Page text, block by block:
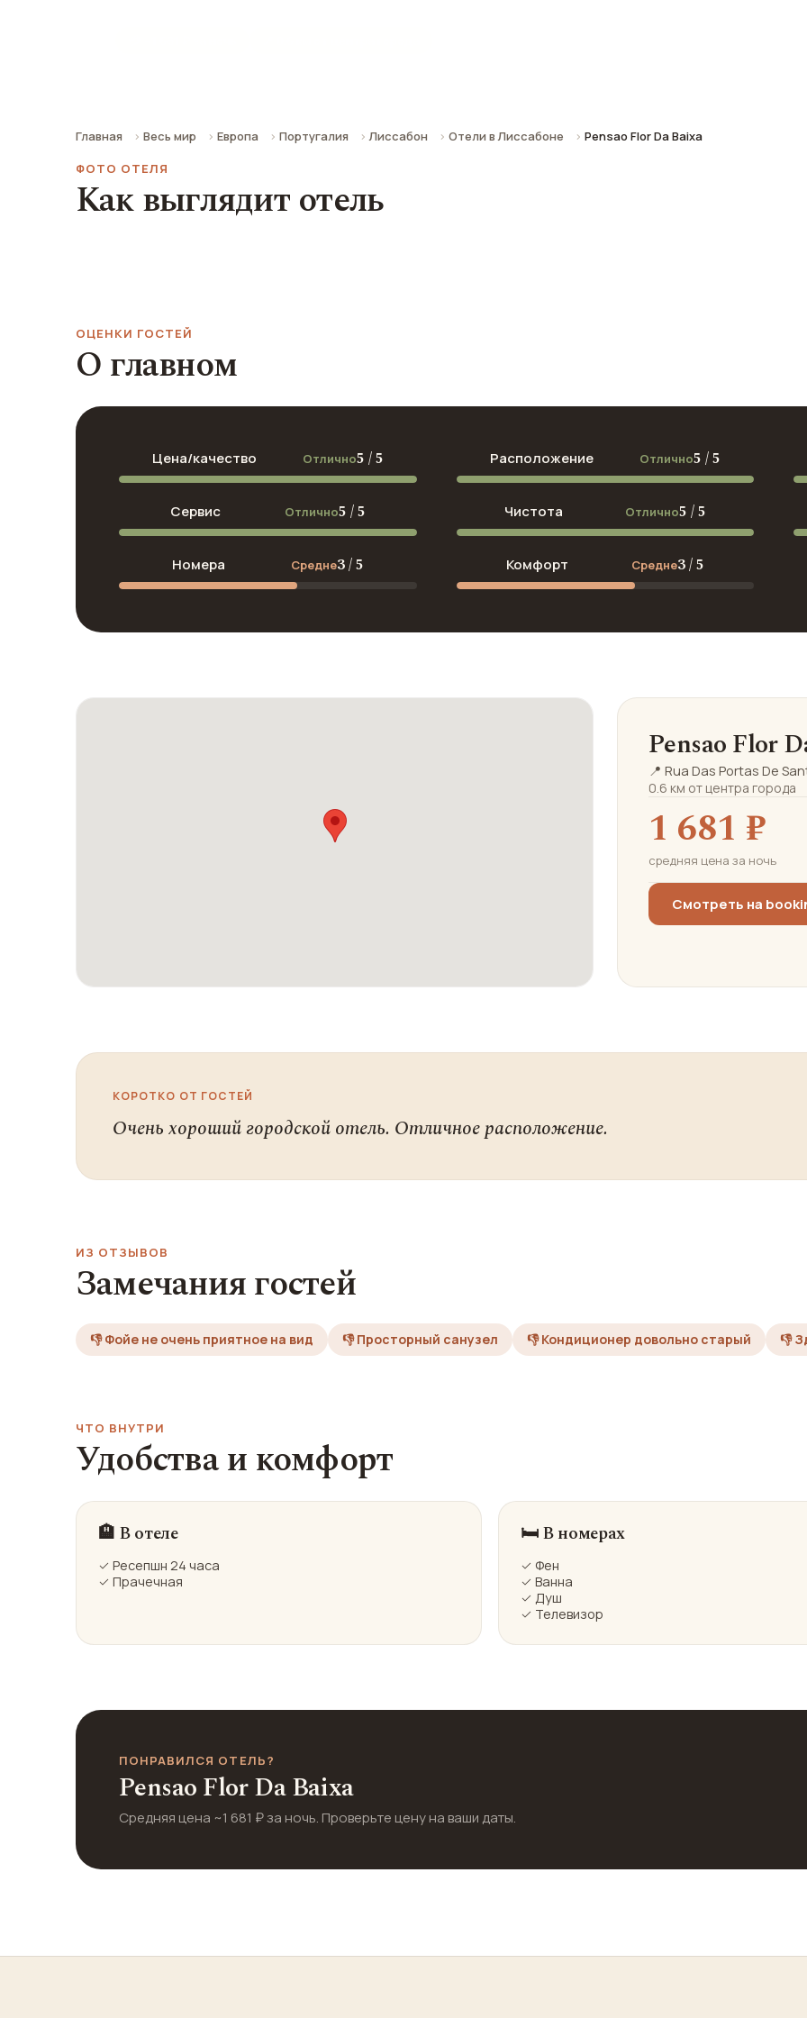
Главная Весь мир Европа Португалия Лиссабон Отели в Лиссабоне
Pensao Flor Da Baixa
ФОТО ОТЕЛЯ
Как выглядит отель
ОЦЕНКИ ГОСТЕЙ
О главном
Цена/качество Отлично5 / 5 Расположение Отлично5 / 5
Сервис Отлично5 / 5 Чистота Отлично5 / 5
Номера Средне3 / 5 Комфорт Средне3 / 5
Pensao Flor
📍 Rua Das Portas De
0.6 км от центра города
1 681 ₽
средняя цена за ночь
Смотреть на
КОРОТКО ОТ ГОСТЕЙ
Очень хороший городской отель. Отличное расположение.
ИЗ ОТЗЫВОВ
Замечания гостей
👎 Фойе не очень приятное на вид 👎 Просторный санузел 👎 Кондиционер довольно старый 👎
ЧТО ВНУТРИ
Удобства и комфорт
🏨 В отеле
✓ Ресепшн 24 часа
✓ Прачечная
🛏️ В номерах
✓ Фен
✓ Ванна
✓ Душ
✓ Телевизор
ПОНРАВИЛСЯ ОТЕЛЬ?
Pensao Flor Da Baixa
Средняя цена ~1 681 ₽ за ночь. Проверьте цену на ваши даты.